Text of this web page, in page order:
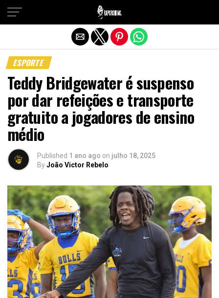
ESPORTE
Teddy Bridgewater é suspenso
por dar refeições e transporte
gratuito a jogadores de ensino
médio
Published 1 ano ago on julho 18, 2025
ByJoão Victor Rebelo
Sair da versão mobile